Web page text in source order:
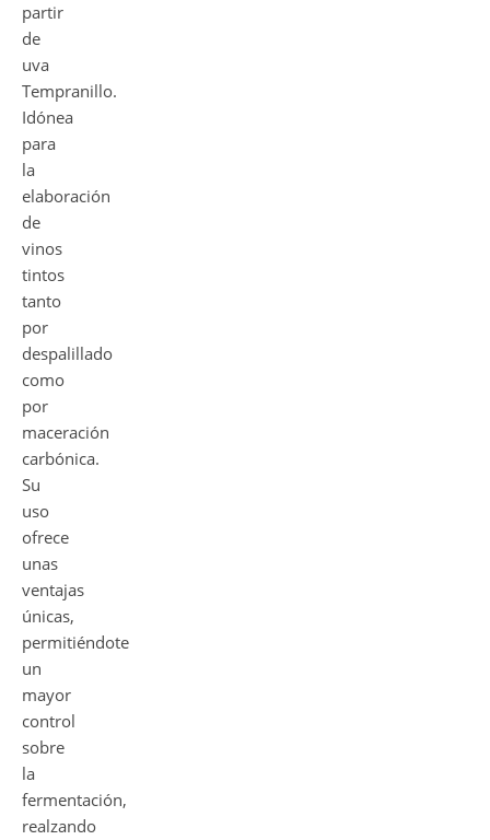
partir
de
uva
Tempranillo.
Idónea
para
la
elaboración
de
vinos
tintos
tanto
por
despalillado
como
por
maceración
carbónica.
Su
uso
ofrece
unas
ventajas
únicas,
permitiéndote
un
mayor
control
sobre
la
fermentación,
realzando